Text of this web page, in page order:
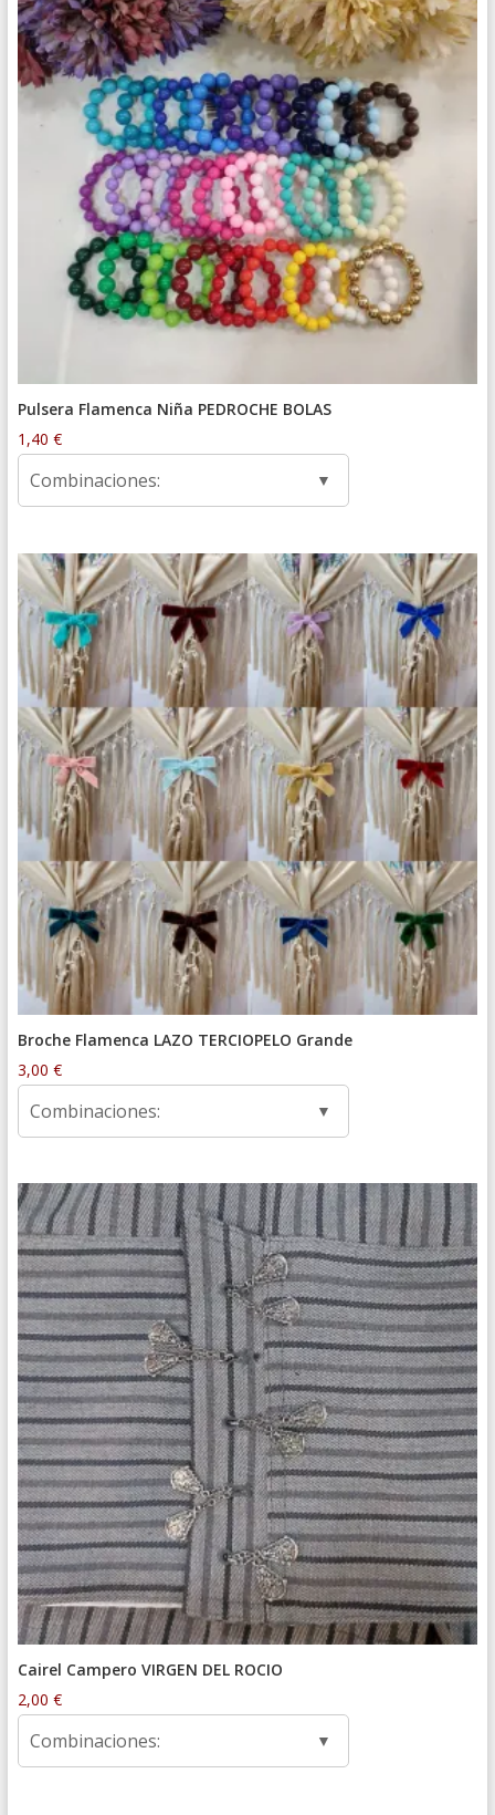
Pulsera Flamenca Niña PEDROCHE BOLAS
1,40 €
Combinaciones:
Broche Flamenca LAZO TERCIOPELO Grande
3,00 €
Combinaciones:
Cairel Campero VIRGEN DEL ROCIO
2,00 €
Combinaciones: